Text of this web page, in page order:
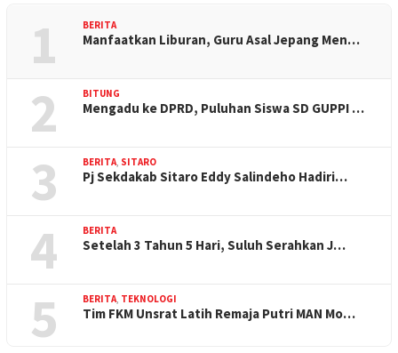
1 BERITA
Manfaatkan Liburan, Guru Asal Jepang Men…
2 BITUNG
Mengadu ke DPRD, Puluhan Siswa SD GUPPI …
3 BERITA, SITARO
Pj Sekdakab Sitaro Eddy Salindeho Hadiri…
4 BERITA
Setelah 3 Tahun 5 Hari, Suluh Serahkan J…
5 BERITA, TEKNOLOGI
Tim FKM Unsrat Latih Remaja Putri MAN Mo…